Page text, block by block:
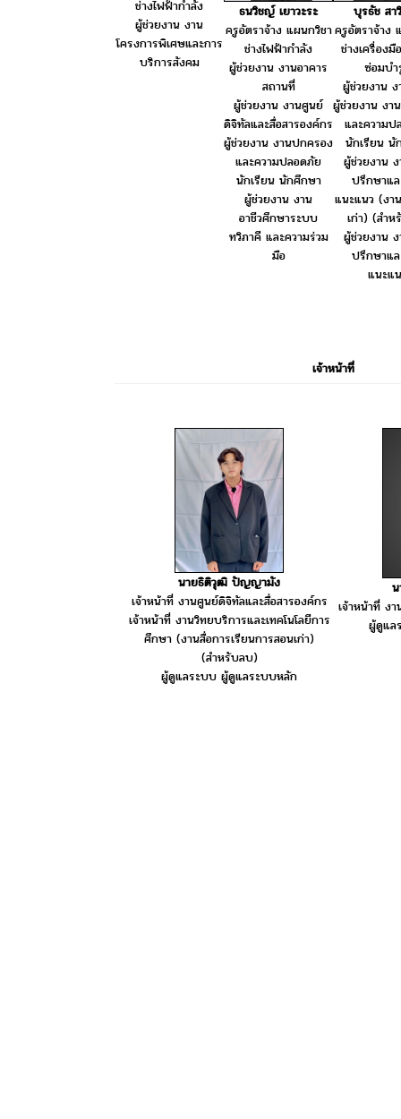
ช่างไฟฟ้ากำลัง
ผู้ช่วยงาน งาน
โครงการพิเศษและการ
บริการสังคม
ธนวิชญ์ เยาวะระ
ครูอัตราจ้าง แผนกวิชา
ช่างไฟฟ้ากำลัง
ผู้ช่วยงาน งานอาคาร
สถานที่
ผู้ช่วยงาน งานศูนย์
ดิจิทัลและสื่อสารองค์กร
ผู้ช่วยงาน งานปกครอง
และความปลอดภัย
นักเรียน นักศึกษา
ผู้ช่วยงาน งาน
อาชีวศึกษาระบบ
ทวิภาคี และความร่วม
มือ
บุรธัช สา
ครูอัตราจ้าง
ช่างเครื่องมื
ซ่อมบำ
ผู้ช่วยงาน
ผู้ช่วยงาน งา
และความ
นักเรียน นั
ผู้ช่วยงาน
ปรึกษาแ
แนะแนว (งา
เก่า) (สำ
ผู้ช่วยงาน
ปรึกษาแ
แนะแ
เจ้าหน้าที่
นายธิติวุฒิ ปัญญามัง
เจ้าหน้าที่ งานศูนย์ดิจิทัลและสื่อสารองค์กร
เจ้าหน้าที่ งานวิทยบริการและเทคโนโลยีการ
ศึกษา (งานสื่อการเรียนการสอนเก่า)
(สำหรับลบ)
ผู้ดูแลระบบ ผู้ดูแลระบบหลัก
เจ้าหน้าที่ ง
ผู้ดูแล